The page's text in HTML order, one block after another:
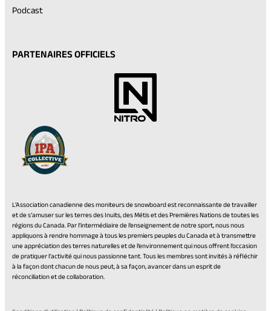
Podcast
PARTENAIRES OFFICIELS
L’Association canadienne des moniteurs de snowboard est reconnaissante de travailler
et de s’amuser sur les terres des Inuits, des Métis et des Premières Nations de toutes les
régions du Canada. Par l’intermédiaire de l’enseignement de notre sport, nous nous
appliquons à rendre hommage à tous les premiers peuples du Canada et à transmettre
une appréciation des terres naturelles et de l’environnement qui nous offrent l’occasion
de pratiquer l’activité qui nous passionne tant. Tous les membres sont invités à réfléchir
à la façon dont chacun de nous peut, à sa façon, avancer dans un esprit de
réconciliation et de collaboration.